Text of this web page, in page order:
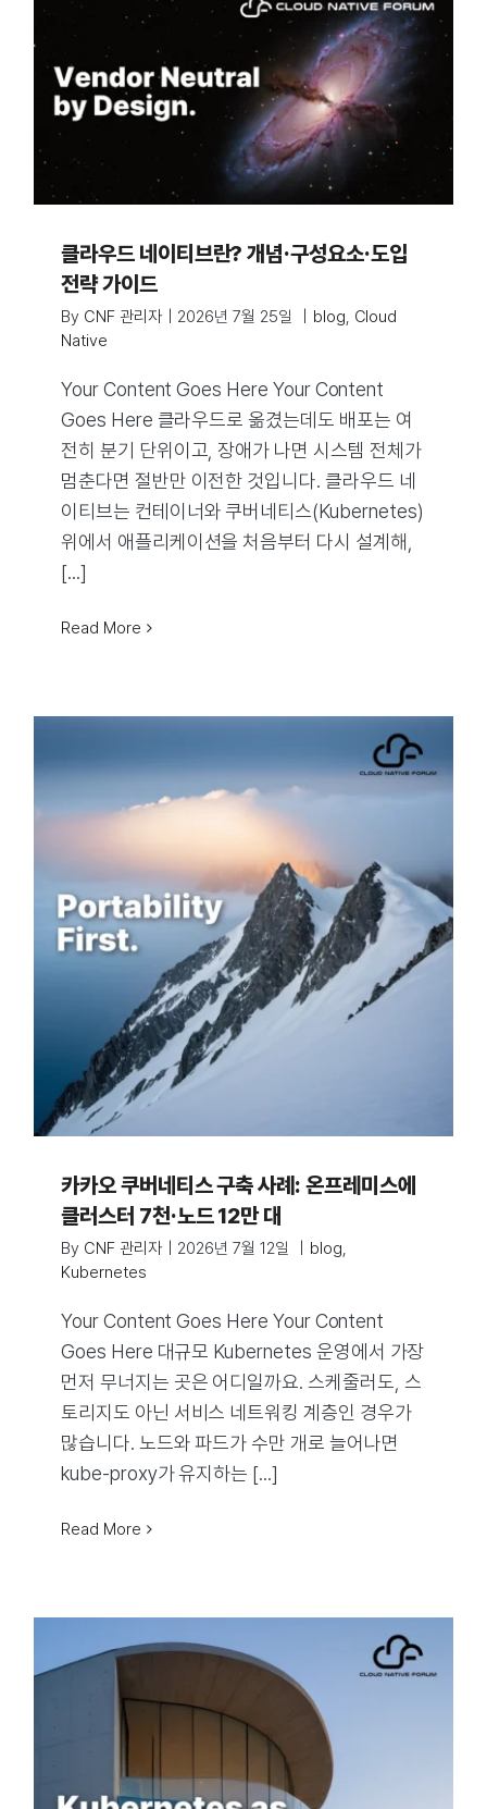
클라우드 네이티브란? 개념·구성요소·도입
전략 가이드
By CNF 관리자 2026년 7월 25일 blog, Cloud
Native
Your Content Goes Here Your Content
Goes Here 클라우드로 옮겼는데도 배포는 여
전히 분기 단위이고, 장애가 나면 시스템 전체가
멈춘다면 절반만 이전한 것입니다. 클라우드 네
이티브는 컨테이너와 쿠버네티스(Kubernetes)
위에서 애플리케이션을 처음부터 다시 설계해,
[...]
Read More
카카오 쿠버네티스 구축 사례: 온프레미스에
클러스터 7천·노드 12만 대
By CNF 관리자 2026년 7월 12일 blog,
Kubernetes
Your Content Goes Here Your Content
Goes Here 대규모 Kubernetes 운영에서 가장
먼저 무너지는 곳은 어디일까요. 스케줄러도, 스
토리지도 아닌 서비스 네트워킹 계층인 경우가
많습니다. 노드와 파드가 수만 개로 늘어나면
kube-proxy가 유지하는 [...]
Read More